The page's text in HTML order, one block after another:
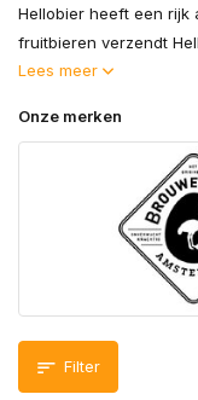
Hellobier heeft een rijk
fruitbieren verzendt
Lees meer
Onze merken
Filter